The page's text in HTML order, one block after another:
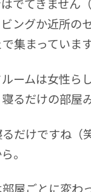
でてきません（
ングか近所の
集まっています
ームは女性ら
るだけの部屋
だけですね（
。
屋ごとに変わ